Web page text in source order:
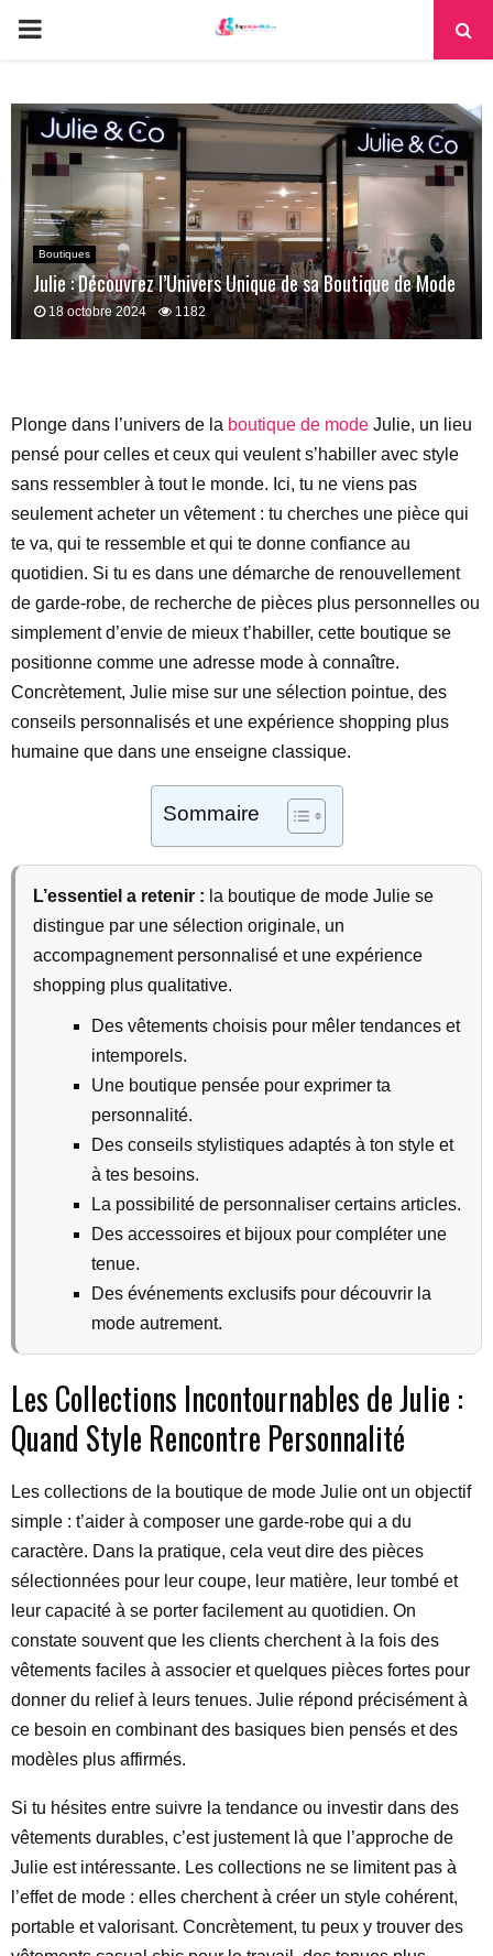
PRIMARY
Boutiques
Julie : Découvrez l’Univers Unique de sa Boutique de Mode
18 octobre 2024 1182
Plonge dans l’univers de la boutique de mode Julie, un lieu
pensé pour celles et ceux qui veulent s’habiller avec style
sans ressembler à tout le monde. Ici, tu ne viens pas
seulement acheter un vêtement : tu cherches une pièce qui
te va, qui te ressemble et qui te donne confiance au
quotidien. Si tu es dans une démarche de renouvellement
de garde-robe, de recherche de pièces plus personnelles ou
simplement d’envie de mieux t’habiller, cette boutique se
positionne comme une adresse mode à connaître.
Concrètement, Julie mise sur une sélection pointue, des
conseils personnalisés et une expérience shopping plus
humaine que dans une enseigne classique.
Sommaire
L’essentiel a retenir : la boutique de mode Julie se
distingue par une sélection originale, un
accompagnement personnalisé et une expérience
shopping plus qualitative.
Des vêtements choisis pour mêler tendances et
intemporels.
Une boutique pensée pour exprimer ta
personnalité.
Des conseils stylistiques adaptés à ton style et
à tes besoins.
La possibilité de personnaliser certains articles.
Des accessoires et bijoux pour compléter une
tenue.
Des événements exclusifs pour découvrir la
mode autrement.
Les Collections Incontournables de Julie :
Quand Style Rencontre Personnalité
Les collections de la boutique de mode Julie ont un objectif
simple : t’aider à composer une garde-robe qui a du
caractère. Dans la pratique, cela veut dire des pièces
sélectionnées pour leur coupe, leur matière, leur tombé et
leur capacité à se porter facilement au quotidien. On
constate souvent que les clients cherchent à la fois des
vêtements faciles à associer et quelques pièces fortes pour
donner du relief à leurs tenues. Julie répond précisément à
ce besoin en combinant des basiques bien pensés et des
modèles plus affirmés.
Si tu hésites entre suivre la tendance ou investir dans des
vêtements durables, c’est justement là que l’approche de
Julie est intéressante. Les collections ne se limitent pas à
l’effet de mode : elles cherchent à créer un style cohérent,
portable et valorisant. Concrètement, tu peux y trouver des